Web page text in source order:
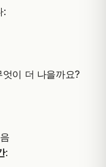
:
이 더 나을까요?
: